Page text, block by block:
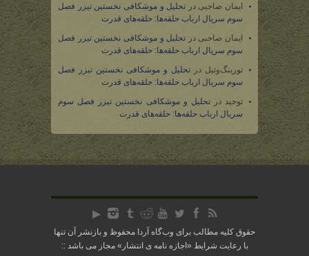
ایمان صاحبی در تحلیل و موشکافی نخستین تیزر فصل
سوم سریال ارباب حلقه‌ها: حلقه‌های قدرت
ایمان صاحبی در تحلیل و موشکافی نخستین تیزر فصل
سوم سریال ارباب حلقه‌ها: حلقه‌های قدرت
تورینگ‌وتیل در تحلیل و موشکافی نخستین تیزر فصل
سوم سریال ارباب حلقه‌ها: حلقه‌های قدرت
توحید درتحلیل و موشکافی نخستین تیزر فصل سوم
سریال ارباب حلقه‌ها: حلقه‌های قدرت
حقوق کلیه مطالب برای وب‌گاه آردا محفوظ و بازنشر آن تنها
با رعایت شرایط « اجازه نامه ی انتشار » مجاز می باشد ::